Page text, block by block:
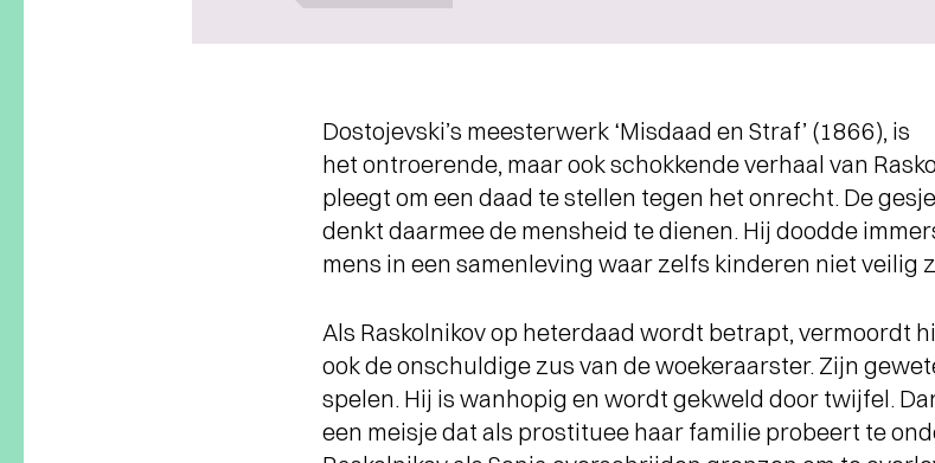
Dostojevski’s meesterwerk ‘Misdaad en Straf’ (1866), is
het ontroerende, maar ook schokkende verhaal van
pleegt om een daad te stellen tegen het onrecht. De
denkt daarmee de mensheid te dienen. Hij doodde
mens in een samenleving waar zelfs kinderen niet veilig
Als Raskolnikov op heterdaad wordt betrapt, vermoordt
ook de onschuldige zus van de woekeraarster. Zijn
spelen. Hij is wanhopig en wordt gekweld door twijfel.
een meisje dat als prostituee haar familie probeert te